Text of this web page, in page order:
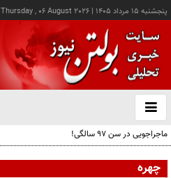
پنجشنبه ۱۵ مرداد ۱۴۰۵ |
Thursday , 06 August 2026
باز
و
ماجراجویی در سن ۹۷ سالگی!
چهره